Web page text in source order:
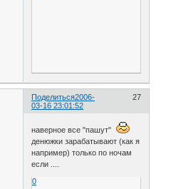
Поделиться 27
2006-
03-16 23:01:52
наверное все "пашут"
денюжки зарабатывают (как я
например) только по ночам
если ....
0